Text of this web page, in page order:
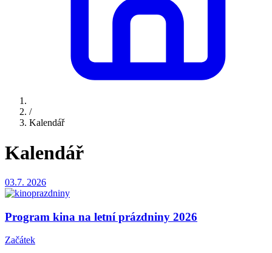
/
Kalendář
Kalendář
03.7. 2026
Program kina na letní prázdniny 2026
Začátek